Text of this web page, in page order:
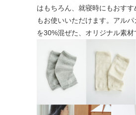
はもちろん、就寝時にもおすす
もお使いいただけます。アルパ
を30%混ぜた、オリジナル素材